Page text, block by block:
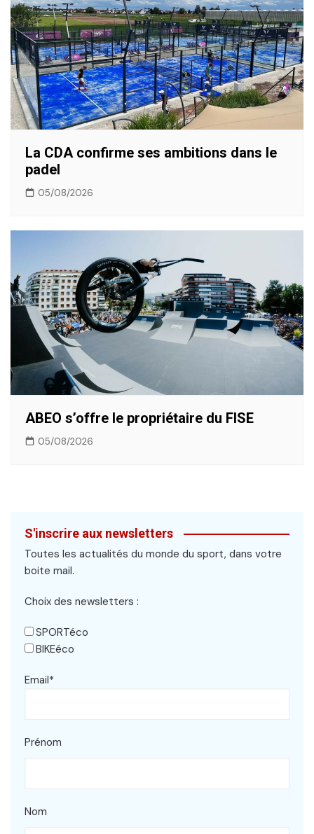
La CDA confirme ses ambitions dans le
padel
05/08/2026
ABEO s’offre le propriétaire du FISE
05/08/2026
S'inscrire aux newsletters
Toutes les actualités du monde du sport, dans votre
boite mail.
Choix des newsletters :
SPORTéco
BIKEéco
Email*
Prénom
Nom